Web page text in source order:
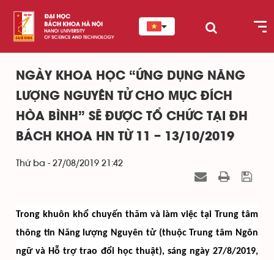
NGÀY KHOA HỌC “ỨNG DỤNG NĂNG
LƯỢNG NGUYÊN TỬ CHO MỤC ĐÍCH
HÒA BÌNH” SẼ ĐƯỢC TỔ CHỨC TẠI ĐH
BÁCH KHOA HN TỪ 11 – 13/10/2019
Thứ ba - 27/08/2019 21:42
Trong khuôn khổ chuyến thăm và làm việc tại Trung tâm
thông tin Năng lượng Nguyên tử (thuộc Trung tâm Ngôn
ngữ và Hỗ trợ trao đổi học thuật), sángngày 27/8/2019,